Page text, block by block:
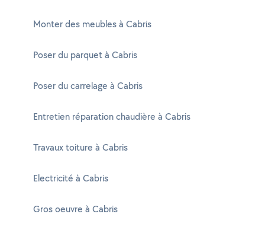
Monter des meubles à Cabris
Poser du parquet à Cabris
Poser du carrelage à Cabris
Entretien réparation chaudière à Cabris
Travaux toiture à Cabris
Electricité à Cabris
Gros oeuvre à Cabris